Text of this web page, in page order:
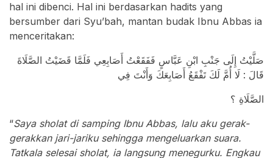
hal ini dibenci. Hal ini berdasarkan hadits yang
bersumber dari Syu’bah, mantan budak Ibnu Abbas ia
menceritakan:
صَلَّيْتُ إِلَى جَنْبِ ابْنِ عَبَّاسٍ فَفَقَعْتُ أَصَابِعِي فَلَمَّا قَضَيْتُ الصَّلَاةَ
قَالَ : لَا أُمَّ لَكَ تَفْقَعُ أَصَابِعَكَ وَأَنْتَ فِي
الصَّلَاةِ ؟
“Saya sholat di samping Ibnu Abbas, lalu aku gerak-
gerakkan jari-jariku sehingga mengeluarkan suara.
Tatkala selesai sholat, ia langsung menegurku. Engkau